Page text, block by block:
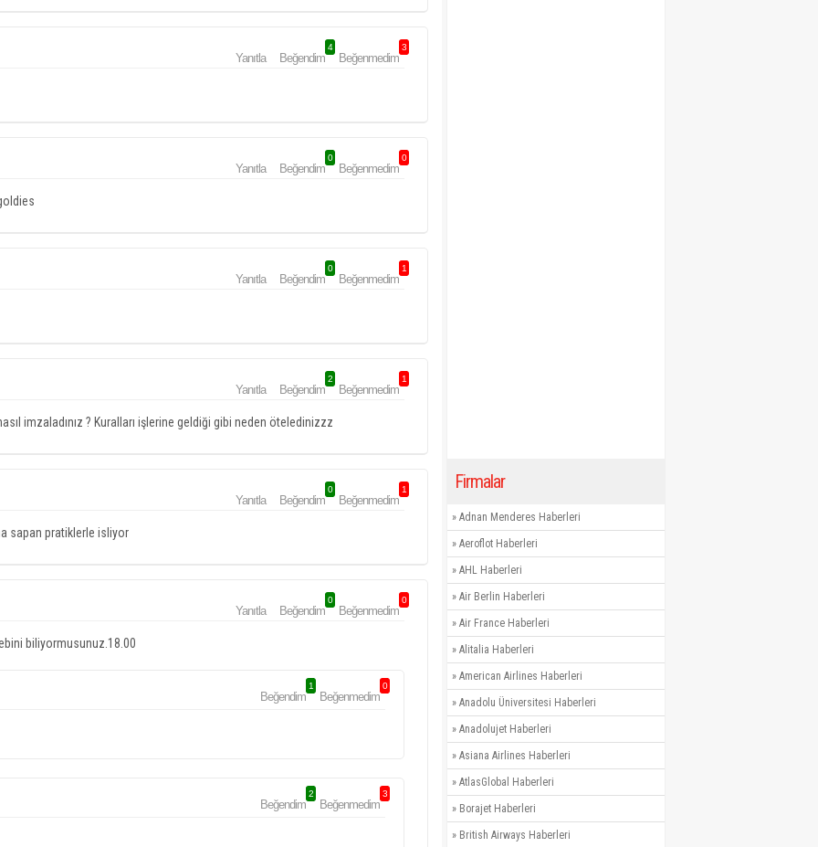
Yanıtla Beğendim
4
Beğenmedim
3
Yanıtla Beğendim
0
Beğenmedim
0
Yanıtla Beğendim
0
Beğenmedim
1
Yanıtla Beğendim
2
Beğenmedim
1
imzaladınız ? Kuralları işlerine geldiği gibi neden öteledinizzz
Yanıtla Beğendim
0
Beğenmedim
1
sapan pratiklerle isliyor
Yanıtla Beğendim
0
Beğenmedim
0
biliyormusunuz.18.00
Beğendim
1
Beğenmedim
0
Beğendim
2
Beğenmedim
3
Firmalar
» Adnan Menderes Haberleri
» Aeroflot Haberleri
» AHL Haberleri
» Air Berlin Haberleri
» Air France Haberleri
» Alitalia Haberleri
» American Airlines Haberleri
» Anadolu Üniversitesi Haberleri
» Anadolujet Haberleri
» Asiana Airlines Haberleri
» AtlasGlobal Haberleri
» Borajet Haberleri
» British Airways Haberleri